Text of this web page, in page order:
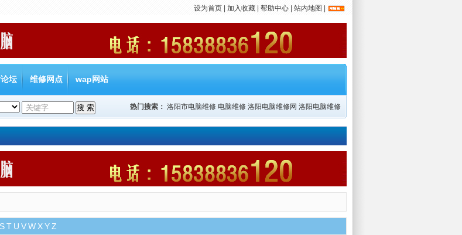
设为首页 加入收藏 帮助中心 站内地图
坛 维修网点 wap网站
热门搜索： 洛阳市电脑维修 电脑维修 洛阳电脑维修网 洛阳电脑维修
ST U VW XYZ